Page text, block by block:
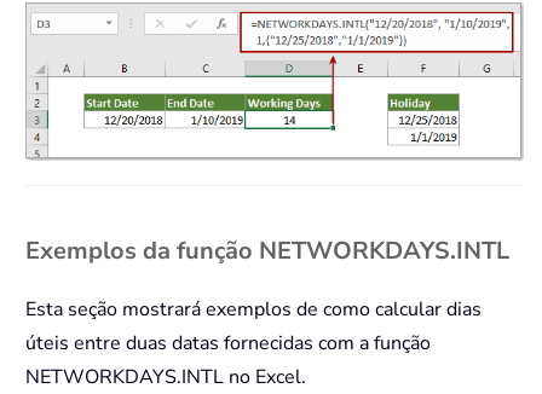
Exemplos da função NETWORKDAYS.INTL
Esta seção mostrará exemplos de como calcular dias
úteis entre duas datas fornecidas com a função
NETWORKDAYS.INTL no Excel.